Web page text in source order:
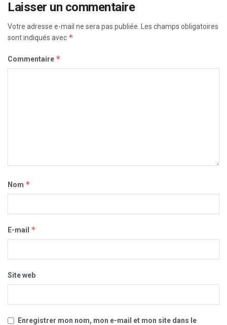
Laisser un commentaire
Votre adresse e-mail ne sera pas publiée.
Les champs obligatoires
sont indiqués avec *
Commentaire *
Nom *
E-mail *
Site web
Enregistrer mon nom, mon e-mail et mon site dans le